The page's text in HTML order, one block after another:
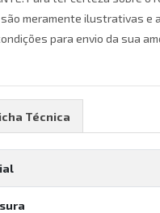
meramente ilustrativas e
para envio da sua
Técnica